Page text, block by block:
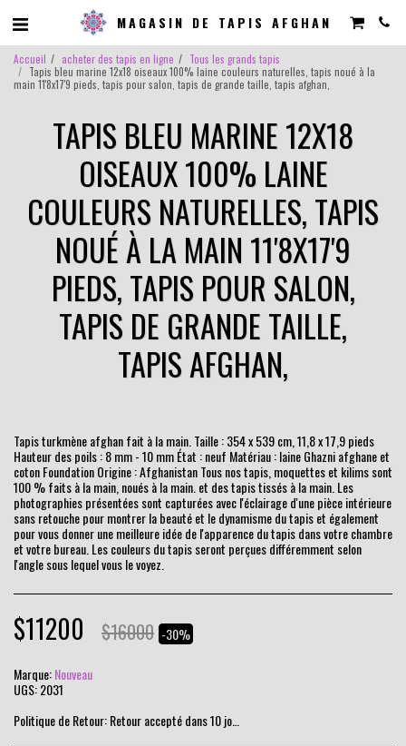
MAGASIN DE TAPIS AFGHAN
Accueil acheter des tapis en ligne
Tous les grands tapis
Tapis bleu marine 12x18 oiseaux 100% laine couleurs naturelles, tapis noué à la
main 11'8x17'9 pieds, tapis pour salon, tapis de grande taille, tapis afghan,
TAPIS BLEU MARINE 12X18
OISEAUX 100% LAINE
COULEURS NATURELLES, TAPIS
NOUÉ À LA MAIN 11'8X17'9
PIEDS, TAPIS POUR SALON,
TAPIS DE GRANDE TAILLE,
TAPIS AFGHAN,
Tapis turkmène afghan fait à la main. Taille : 354 x 539 cm, 11,8 x 17,9 pieds
Hauteur des poils : 8 mm - 10 mm État : neuf Matériau : laine Ghazni afghane et
coton Foundation Origine : Afghanistan Tous nos tapis, moquettes et kilims sont
100 % faits à la main, noués à la main. et des tapis tissés à la main. Les
photographies présentées sont capturées avec l'éclairage d'une pièce intérieure
sans retouche pour montrer la beauté et le dynamisme du tapis et également
pour vous donner une meilleure idée de l'apparence du tapis dans votre chambre
et votre bureau. Les couleurs du tapis seront perçues différemment selon
l'angle sous lequel vous le voyez.
$11200 $16000 -30%
Marque:Nouveau
UGS:2031
Politique de Retour:Retour accepté dans 10 jours